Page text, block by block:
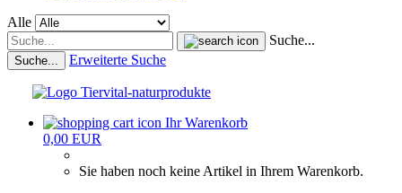
Alle
Suche...
Suche... Erweiterte Suche
Ihr Warenkorb
0,00 EUR
Sie haben noch keine Artikel in Ihrem Warenkorb.